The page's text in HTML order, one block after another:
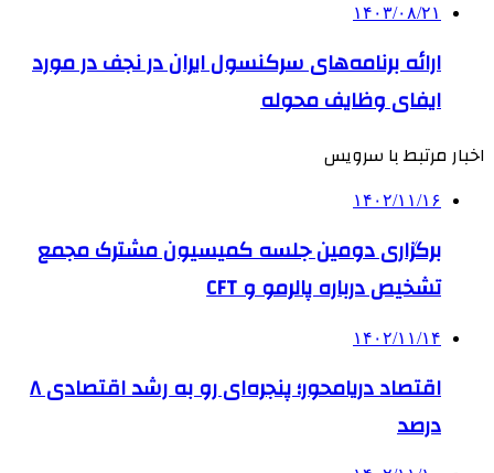
۱۴۰۳/۰۸/۲۱
ارائه برنامه‌های سرکنسول ایران در نجف در مورد
ایفای وظایف محوله
اخبار مرتبط با سرویس
۱۴۰۲/۱۱/۱۶
برگزاری دومین جلسه کمیسیون مشترک مجمع
تشخیص درباره پالرمو و CFT
۱۴۰۲/۱۱/۱۴
اقتصاد دریامحور؛ پنجره‌ای رو به رشد اقتصادی ۸
درصد